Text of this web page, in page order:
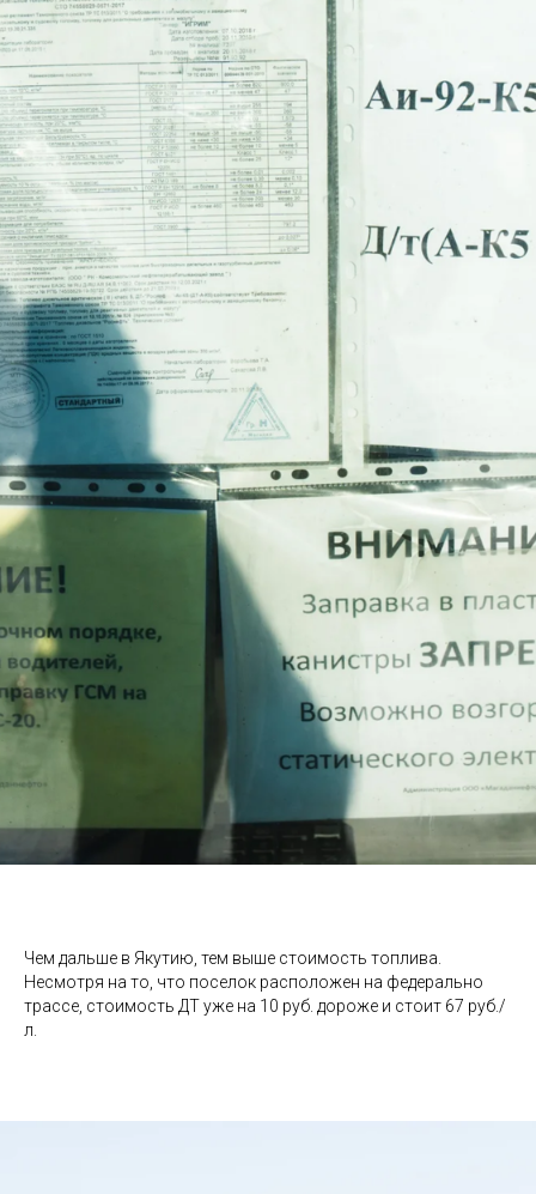
Чем дальше в Якутию, тем выше стоимость топлива.
Несмотря на то, что поселок расположен на федерально
трассе, стоимость ДТ уже на 10 руб. дороже и стоит 67 руб./
л.